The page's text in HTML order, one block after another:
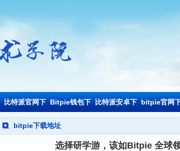
比特派官网下
载
Bitpie钱包下 比特派安卓下 bitpie官网
bitpie下载地址
选择研学游，该如Bitpie 全球